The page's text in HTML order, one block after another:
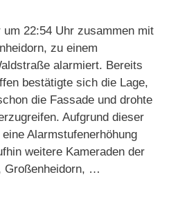
22:54 Uhr zusammen mit
zu einem
alarmiert. Bereits
bestätigte sich die Lage,
die Fassade und drohte
Aufgrund dieser
Alarmstufenerhöhung
weitere Kameraden der
Großenheidorn, …